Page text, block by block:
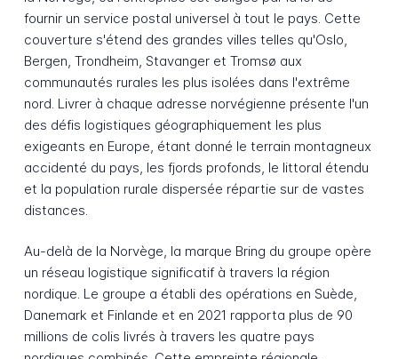
fournir un service postal universel à tout le pays. Cette
couverture s'étend des grandes villes telles qu'Oslo,
Bergen, Trondheim, Stavanger et Tromsø aux
communautés rurales les plus isolées dans l'extrême
nord. Livrer à chaque adresse norvégienne présente l'un
des défis logistiques géographiquement les plus
exigeants en Europe, étant donné le terrain montagneux
accidenté du pays, les fjords profonds, le littoral étendu
et la population rurale dispersée répartie sur de vastes
distances.
Au-delà de la Norvège, la marque Bring du groupe opère
un réseau logistique significatif à travers la région
nordique. Le groupe a établi des opérations en Suède,
Danemark et Finlande et en 2021 rapporta plus de 90
millions de colis livrés à travers les quatre pays